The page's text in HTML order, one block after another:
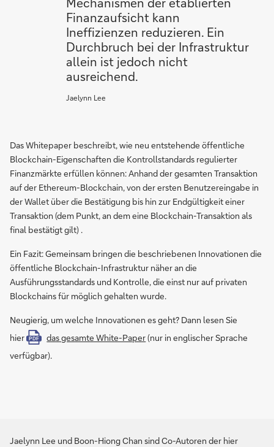
Finanzaufsicht kann
Ineffizienzen reduzieren. Ein
Durchbruch bei der Infrastruktur
allein ist jedoch nicht
ausreichend.
Jaelynn Lee
Das Whitepaper beschreibt, wie neu entstehende öffentliche
Blockchain-Eigenschaften die Kontrollstandards regulierter
Finanzmärkte erfüllen können: Anhand der gesamten Transaktion
auf der Ethereum-Blockchain, von der ersten Benutzereingabe in
der Wallet über die Bestätigung bis hin zur Endgültigkeit einer
Transaktion (dem Punkt, an dem eine Blockchain-Transaktion als
final bestätigt gilt) .
Ein Fazit: Gemeinsam bringen die beschriebenen Innovationen die
öffentliche Blockchain-Infrastruktur näher an die
Ausführungsstandards und Kontrolle, die einst nur auf privaten
Blockchains für möglich gehalten wurde.
Neugierig, um welche Innovationen es geht? Dann lesen Sie
hier
PDF das gesamte White-Paper(nur in englischer Sprache
verfügbar).
Jaelynn Lee und Boon-Hiong Chan sind Co-Autoren der hier